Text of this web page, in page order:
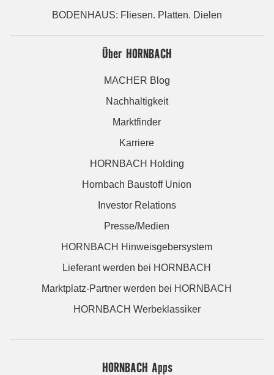
BODENHAUS: Fliesen. Platten. Dielen
Über HORNBACH
MACHER Blog
Nachhaltigkeit
Marktfinder
Karriere
HORNBACH Holding
Hornbach Baustoff Union
Investor Relations
Presse/Medien
HORNBACH Hinweisgebersystem
Lieferant werden bei HORNBACH
Marktplatz-Partner werden bei HORNBACH
HORNBACH Werbeklassiker
HORNBACH Apps